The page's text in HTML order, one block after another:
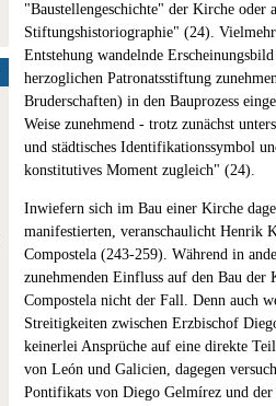
"Baustellengeschichte" der Kirche oder
Stiftungshistoriographie" (24). Vielmehr
Entstehung wandelnde
herzoglichen Patronatsstiftung
Bruderschaften) in den Bauprozess
Weise zunehmend - trotz zunächst
und städtisches Identifikationssymbol
konstitutives Moment zugleich" (24).
Inwiefern sich im Bau einer Kirche
manifestierten, veranschaulicht Henrik
Compostela (243-259). Während in
zunehmenden Einfluss auf den Bau der
Compostela nicht der Fall. Denn auch
Streitigkeiten zwischen Erzbischof
keinerlei Ansprüche auf eine direkte
von León und Galicien, dagegen
Pontifikats von Diego Gelmírez und